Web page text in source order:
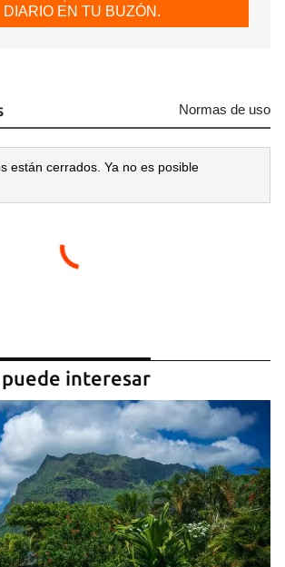
como favorito, primero has de
tu cuenta de 14ymedio.
DIARIO EN TU BUZÓN.
Normas de uso
están cerrados. Ya no es posible
interesar